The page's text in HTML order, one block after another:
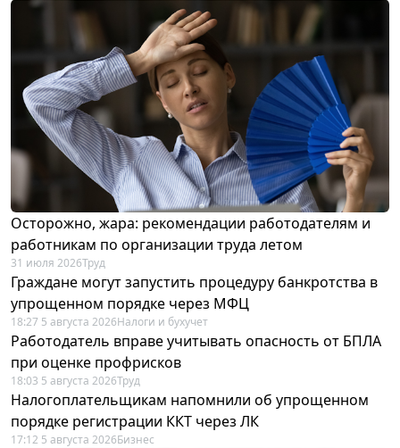
Осторожно, жара: рекомендации работодателям и
работникам по организации труда летом
31 июля 2026Труд
Граждане могут запустить процедуру банкротства в
упрощенном порядке через МФЦ
18:27 5 августа 2026Налоги и бухучет
Работодатель вправе учитывать опасность от БПЛА
при оценке профрисков
18:03 5 августа 2026Труд
Налогоплательщикам напомнили об упрощенном
порядке регистрации ККТ через ЛК
17:12 5 августа 2026Бизнес